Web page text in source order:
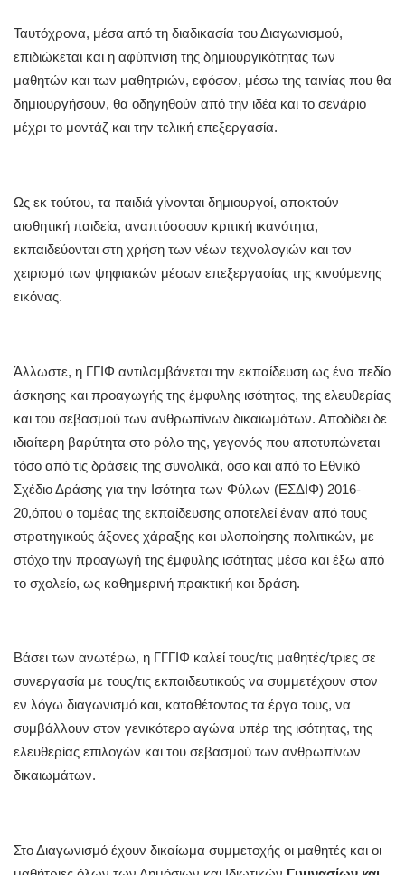
Ταυτόχρονα, μέσα από τη διαδικασία του Διαγωνισμού,
επιδιώκεται και η αφύπνιση της δημιουργικότητας των
μαθητών και των μαθητριών, εφόσον, μέσω της ταινίας που θα
δημιουργήσουν, θα οδηγηθούν από την ιδέα και το σενάριο
μέχρι το μοντάζ και την τελική επεξεργασία.
Ως εκ τούτου, τα παιδιά γίνονται δημιουργοί, αποκτούν
αισθητική παιδεία, αναπτύσσουν κριτική ικανότητα,
εκπαιδεύονται στη χρήση των νέων τεχνολογιών και τον
χειρισμό των ψηφιακών μέσων επεξεργασίας της κινούμενης
εικόνας.
Άλλωστε, η ΓΓΙΦ αντιλαμβάνεται την εκπαίδευση ως ένα πεδίο
άσκησης και προαγωγής της έμφυλης ισότητας, της ελευθερίας
και του σεβασμού των ανθρωπίνων δικαιωμάτων. Αποδίδει δε
ιδιαίτερη βαρύτητα στο ρόλο της, γεγονός που αποτυπώνεται
τόσο από τις δράσεις της συνολικά, όσο και από το Εθνικό
Σχέδιο Δράσης για την Ισότητα των Φύλων (ΕΣΔΙΦ) 2016-
20,όπου ο τομέας της εκπαίδευσης αποτελεί έναν από τους
στρατηγικούς άξονες χάραξης και υλοποίησης πολιτικών, με
στόχο την προαγωγή της έμφυλης ισότητας μέσα και έξω από
το σχολείο, ως καθημερινή πρακτική και δράση.
Βάσει των ανωτέρω, η ΓΓΓΙΦ καλεί τους/τις μαθητές/τριες σε
συνεργασία με τους/τις εκπαιδευτικούς να συμμετέχουν στον
εν λόγω διαγωνισμό και, καταθέτοντας τα έργα τους, να
συμβάλλουν στον γενικότερο αγώνα υπέρ της ισότητας, της
ελευθερίας επιλογών και του σεβασμού των ανθρωπίνων
δικαιωμάτων.
Στο Διαγωνισμό έχουν δικαίωμα συμμετοχής οι μαθητές και οι